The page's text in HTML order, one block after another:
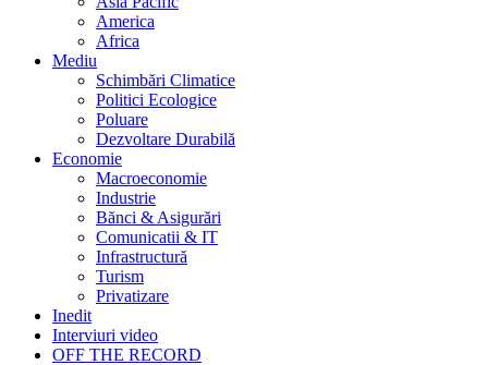
America
Africa
Mediu
Schimbări Climatice
Politici Ecologice
Poluare
Dezvoltare Durabilă
Economie
Macroeconomie
Industrie
Bănci & Asigurări
Comunicatii & IT
Infrastructură
Turism
Privatizare
Inedit
Interviuri video
OFF THE RECORD